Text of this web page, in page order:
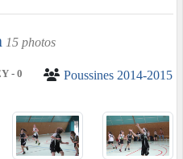
15 photos
Poussines 2014-2015
- 0